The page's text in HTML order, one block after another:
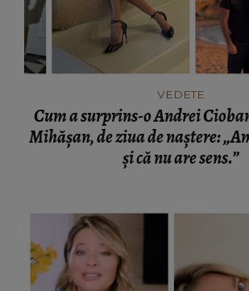
VEDETE
Cum a surprins-o Andrei
Mihășan, de ziua de naștere:
și că nu are sens.”